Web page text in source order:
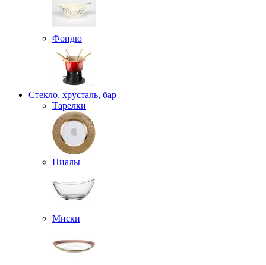
Фондю
Стекло, хрусталь, бар
Тарелки
Пиалы
Миски